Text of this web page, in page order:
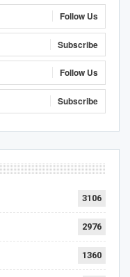
Follow Us
Subscribe
Follow Us
Subscribe
3106
2976
1360